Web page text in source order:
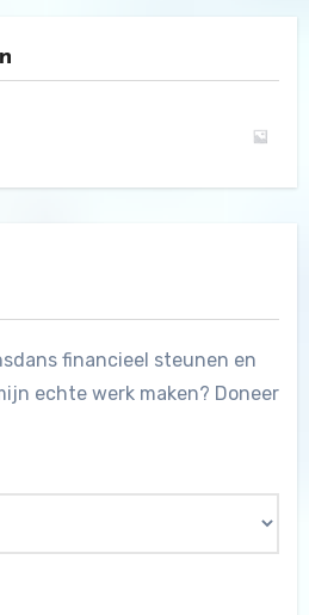
financieel steunen en
echte werk maken? Doneer